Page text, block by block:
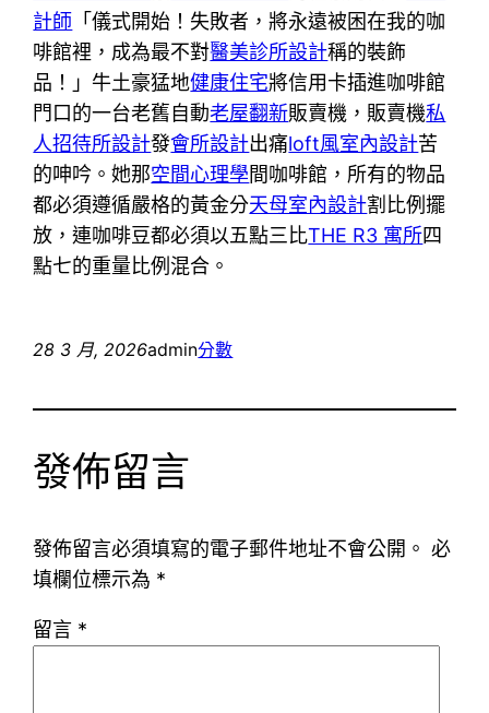
計師 「儀式開始！失敗者，將永遠被困在我的咖
啡館裡，成為最不對醫美診所設計稱的裝飾
品！」牛土豪猛地健康住宅將信用卡插進咖啡館
門口的一台老舊自動老屋翻新販賣機，販賣機私
人招待所設計發會所設計出痛loft風室內設計苦
的呻吟。她那空間心理學間咖啡館，所有的物品
都必須遵循嚴格的黃金分天母室內設計割比例擺
放，連咖啡豆都必須以五點三比THE R3 寓所四
點七的重量比例混合。
28 3 月, 2026admin分數
發佈留言
發佈留言必須填寫的電子郵件地址不會公開。 必
填欄位標示為 *
留言 *